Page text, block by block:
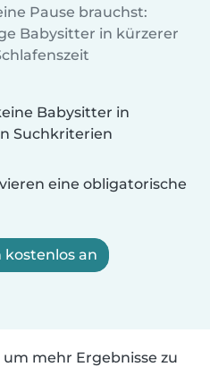
Pause brauchst:
Babysitter in kürzerer
Babysitter in
Suchkriterien
eine obligatorische
kostenlos an
mehr Ergebnisse zu